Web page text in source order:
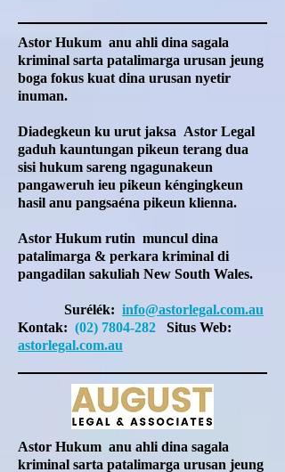
Astor Hukum anu ahli dina sagala
kriminal sarta patalimarga urusan jeung
boga fokus kuat dina urusan nyetir
inuman.
Diadegkeun ku urut jaksa Astor Legal
gaduh kauntungan pikeun terang dua
sisi hukum sareng ngagunakeun
pangaweruh ieu pikeun kéngingkeun
hasil anu pangsaéna pikeun klienna.
Astor Hukum rutin muncul dina
patalimarga & perkara kriminal di
pangadilan sakuliah New South Wales.
Surélék: info@astorlegal.com.au
Kontak: (02) 7804-282
Situs Web:
astorlegal.com.au
Astor Hukum anu ahli dina sagala
kriminal sarta patalimarga urusan jeung